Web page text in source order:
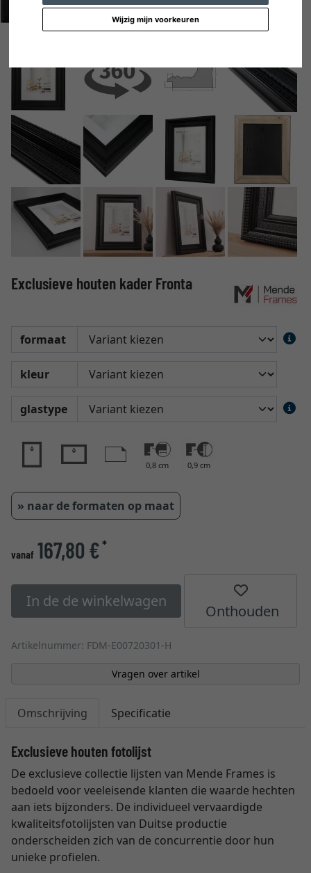
Wijzig mijn voorkeuren
Exclusieve houten kader Fronta
formaat
kleur
glastype
0,8 cm 0,9 cm
» naar de formaten op maat
vanaf 167,80 €*
In de de winkelwagen
Onthouden
Artikelnummer: FDM-E00720301-H
Vragen over artikel
Omschrijving Specificatie
Exclusieve houten fotolijst
De exclusieve collectie lijsten van Mende Frames is
bedoeld voor veeleisende klanten die waarde hechten
aan iets bijzonders. De individueel vervaardigde
kwaliteitsfotolijsten van Duitse productie
onderscheiden zich van de concurrentie door hun
unieke profielen.